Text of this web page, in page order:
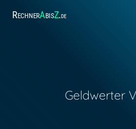
RechnerAbisZ.de
Geldwerter